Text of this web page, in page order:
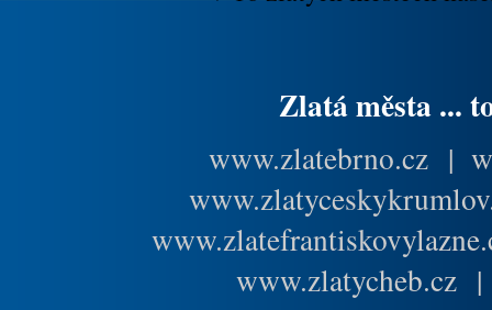
Zlatá města ...
www.zlatebrno.cz |
www.zlatycheb.cz